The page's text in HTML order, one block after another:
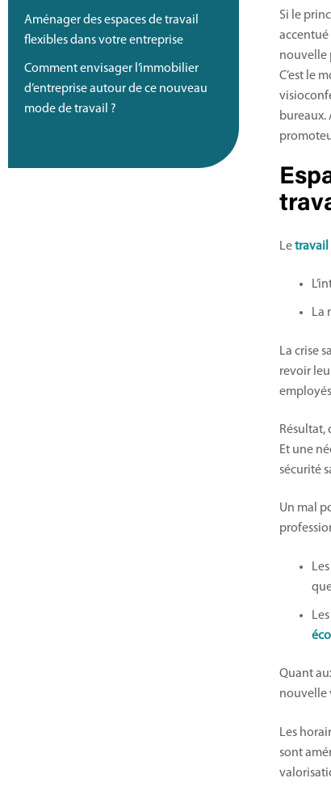
Aménager des espaces de travail
flexibles dans votre entreprise
Comment envisager l’immobilier
d’entreprise autour de ce nouveau
mode de travail ?
Si le
accentué
nouvelle
C’est le
bureaux.
Letravail
La
La crise
revoir
Résultat,
Et une
sécurité
Un mal
Quant
nouvelle
Les
sont